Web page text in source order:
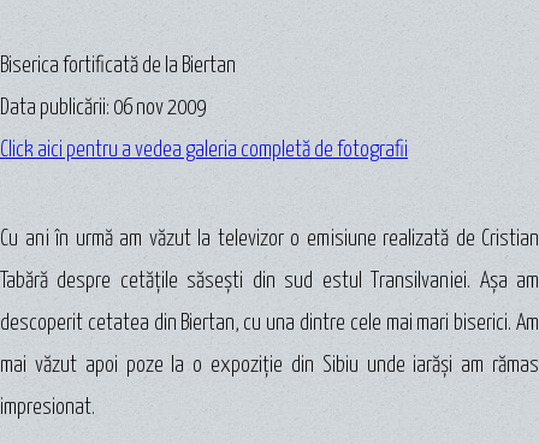
Biserica fortificată de la Biertan
Data publicării: 06 nov 2009
Click aici pentru a vedea galeria completă de fotografii
Cu ani în urmă am văzut la televizor o emisiune realizată de Cristian
Tabără despre cetăţile săseşti din sud estul Transilvaniei. Aşa am
descoperit cetatea din Biertan, cu una dintre cele mai mari biserici. Am
mai văzut apoi poze la o expoziţie din Sibiu unde iarăşi am rămas
impresionat.